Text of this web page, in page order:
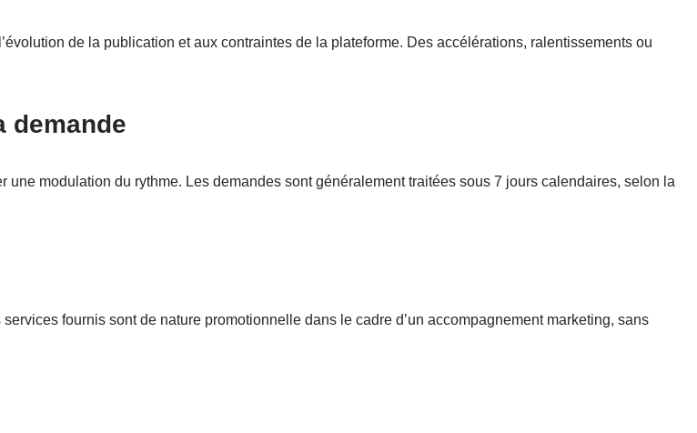
de la publication et aux contraintes de la plateforme. Des accélérations, ralentissements ou
demande
une modulation du rythme. Les demandes sont généralement traitées sous 7 jours calendaires, selon la
fournis sont de nature promotionnelle dans le cadre d’un accompagnement marketing, sans